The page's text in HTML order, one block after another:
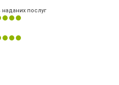
наданих послуг